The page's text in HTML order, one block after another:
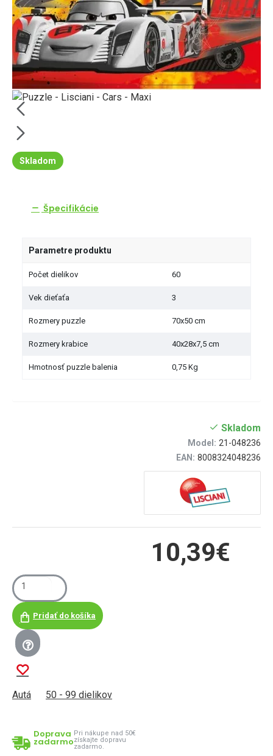
Skladom
Špecifikácie
Parametre produktu
Počet dielikov 60
Vek dieťaťa 3
Rozmery puzzle 70x50 cm
Rozmery krabice 40x28x7,5 cm
Hmotnosť puzzle balenia 0,75 Kg
10,39€
Skladom
Model: 21-048236
EAN: 8008324048236
Pridať do košíka
Autá 50 - 99 dielikov
Doprava
zadarmo
Pri nákupe nad 50€
získajte dopravu
zadarmo.